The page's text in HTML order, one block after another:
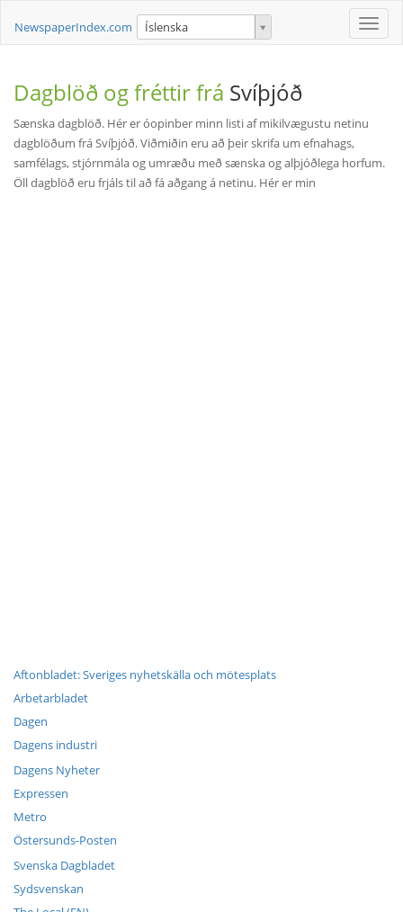
Toggle
NewspaperIndex.com Íslenska
Dagblöð og fréttir frá Svíþjóð
Sænska dagblöð. Hér er óopinber minn listi af mikilvægustu netinu
dagblöðum frá Svíþjóð. Viðmiðin eru að þeir skrifa um efnahags,
samfélags, stjórnmála og umræðu með sænska og alþjóðlega horfum.
Öll dagblöð eru frjáls til að fá aðgang á netinu. Hér er min
Aftonbladet: Sveriges nyhetskälla och mötesplats
Arbetarbladet
Dagen
Dagens industri
Dagens Nyheter
Expressen
Metro
Östersunds-Posten
Svenska Dagbladet
Sydsvenskan